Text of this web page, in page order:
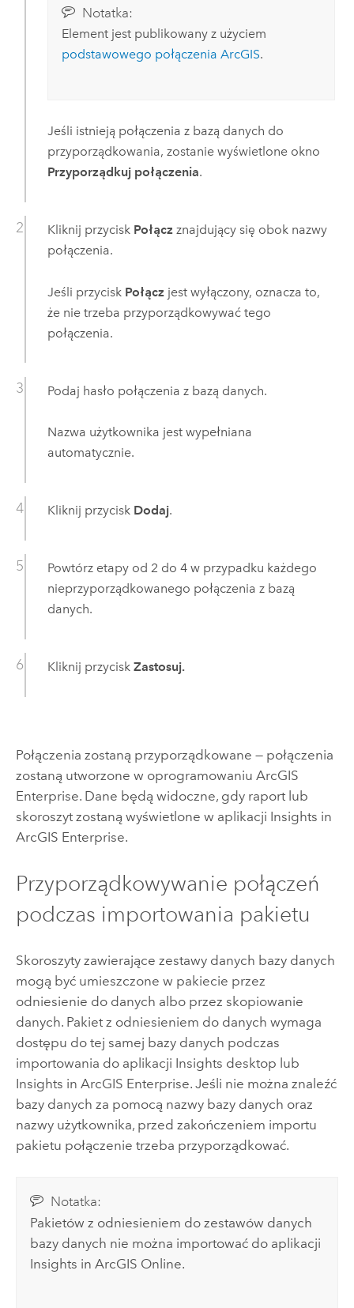
Notatka:
Element jest publikowany z użyciem
podstawowego połączenia ArcGIS.
Jeśli istnieją połączenia z bazą danych do
przyporządkowania, zostanie wyświetlone okno
Przyporządkuj połączenia.
Kliknij przycisk Połączznajdujący się obok nazwy
połączenia.
Jeśli przycisk Połączjest wyłączony, oznacza to,
że nie trzeba przyporządkowywać tego
połączenia.
Podaj hasło połączenia z bazą danych.
Nazwa użytkownika jest wypełniana
automatycznie.
Kliknij przycisk Dodaj.
Powtórz etapy od 2 do 4 w przypadku każdego
nieprzyporządkowanego połączenia z bazą
danych.
Kliknij przycisk Zastosuj.
Połączenia zostaną przyporządkowane — połączenia
zostaną utworzone w oprogramowaniu ArcGIS
Enterprise. Dane będą widoczne, gdy raport lub
skoroszyt zostaną wyświetlone w aplikacji Insights in
ArcGIS Enterprise.
Przyporządkowywanie połączeń
podczas importowania pakietu
Skoroszyty zawierające zestawy danych bazy danych
mogą być umieszczone w pakiecie przez
odniesienie do danych albo przez skopiowanie
danych. Pakiet z odniesieniem do danych wymaga
dostępu do tej samej bazy danych podczas
importowania do aplikacji Insights desktop lub
Insights in ArcGIS Enterprise. Jeśli nie można znaleźć
bazy danych za pomocą nazwy bazy danych oraz
nazwy użytkownika, przed zakończeniem importu
pakietu połączenie trzeba przyporządkować.
Notatka:
Pakietów z odniesieniem do zestawów danych
bazy danych nie można importować do aplikacji
Insights in ArcGIS Online.